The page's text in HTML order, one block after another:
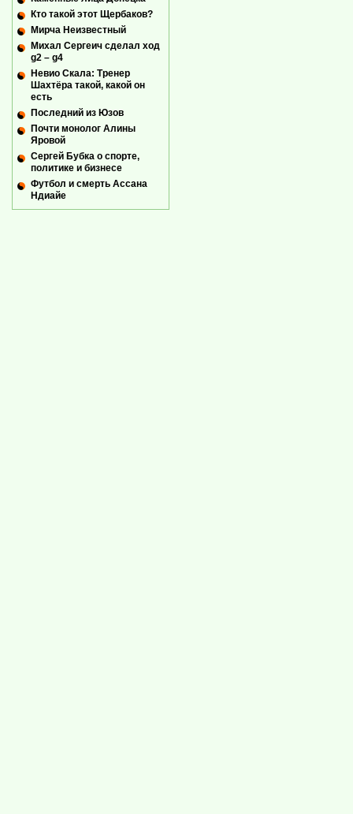
Кто такой этот Щербаков?
Мирча Неизвестный
Михал Сергеич сделал ход
g2 – g4
Невио Скала: Тренер
Шахтёра такой, какой он
есть
Последний из Юзов
Почти монолог Алины
Яровой
Сергей Бубка о спорте,
политике и бизнесе
Футбол и смерть Ассана
Ндиайе